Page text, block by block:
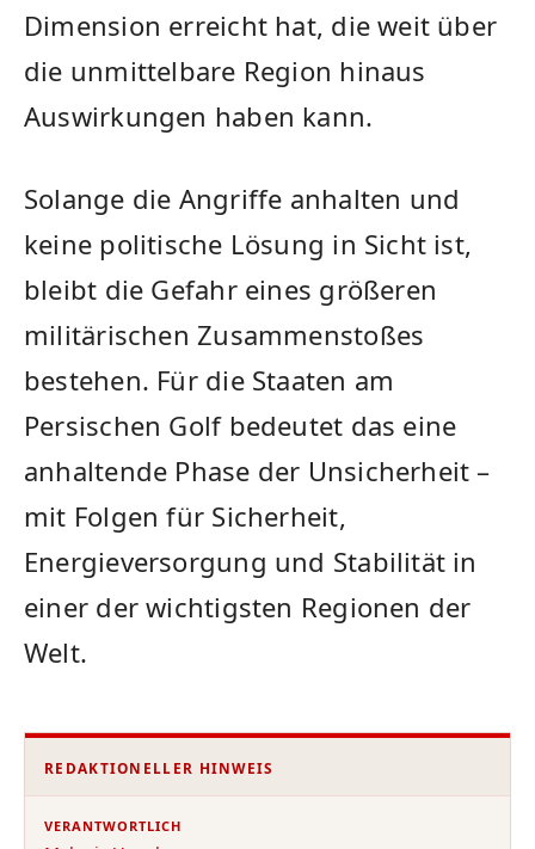
Dimension erreicht hat, die weit über
die unmittelbare Region hinaus
Auswirkungen haben kann.
Solange die Angriffe anhalten und
keine politische Lösung in Sicht ist,
bleibt die Gefahr eines größeren
militärischen Zusammenstoßes
bestehen. Für die Staaten am
Persischen Golf bedeutet das eine
anhaltende Phase der Unsicherheit –
mit Folgen für Sicherheit,
Energieversorgung und Stabilität in
einer der wichtigsten Regionen der
Welt.
REDAKTIONELLER HINWEIS
VERANTWORTLICH